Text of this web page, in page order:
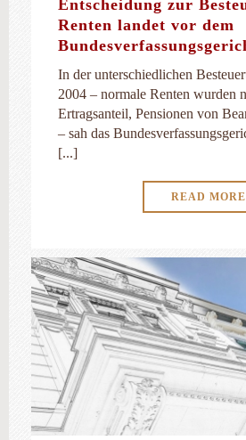
Entscheidung zur
Renten landet vor dem
In der unterschiedlichen
2004 – normale Renten wurden
Ertragsanteil, Pensionen von
– sah das
[...]
READ MORE